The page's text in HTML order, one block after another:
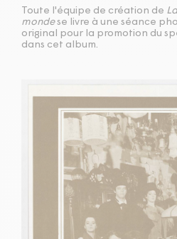
Toute l'équipe de création de
mondese livre à une séance
original pour la promotion du
dans cet album.